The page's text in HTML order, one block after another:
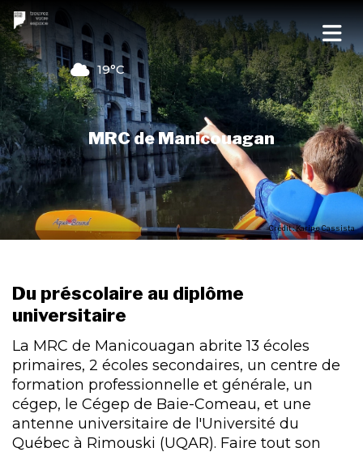
19°C
MRC de Manicouagan
Crédit : Karine Cassista
Du préscolaire au diplôme
universitaire
La MRC de Manicouagan abrite 13 écoles
primaires, 2 écoles secondaires, un centre de
formation professionnelle et générale, un
cégep, le Cégep de Baie-Comeau, et une
antenne universitaire de l'Université du
Québec à Rimouski (UQAR). Faire tout son